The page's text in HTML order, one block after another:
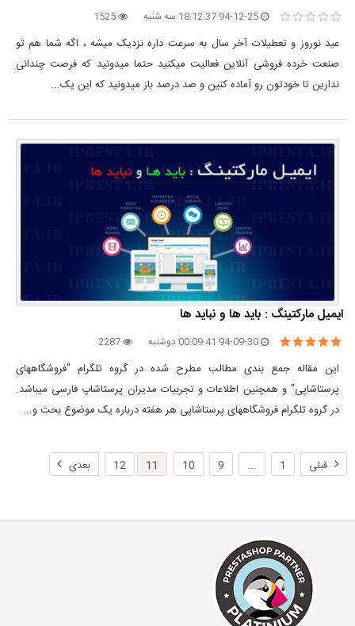
عید نوروز و تعطیلات آخر سال به سرعت داره نزدیک میشه ، اگه شما هم تو
صنعت خرده فروشی آنلاین فعالیت میکنید حتما میدونید که فرصت چندانی
ندارین تا خودتون رو آماده کنین و صد درصد باز میدونید که این یک...
ایمیل مارکتینگ : باید ها و نباید ها
این مقاله جمع بندی مطالب مطرح شده در گروه تلگرام "فروشگاههای
پرستاشاپی" و همچنین اطلاعات و تجربیات مدیران پرستاشاپ فارسی میباشد.
در گروه تلگرام فروشگاههای پرستاشاپی هر هفته درباره یک موضوع بحث و...
قبلی 1
...
9
10
11
12 بعدی